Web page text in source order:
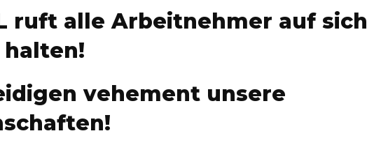
ruft alle Arbeitnehmer auf sich
vehement unsere